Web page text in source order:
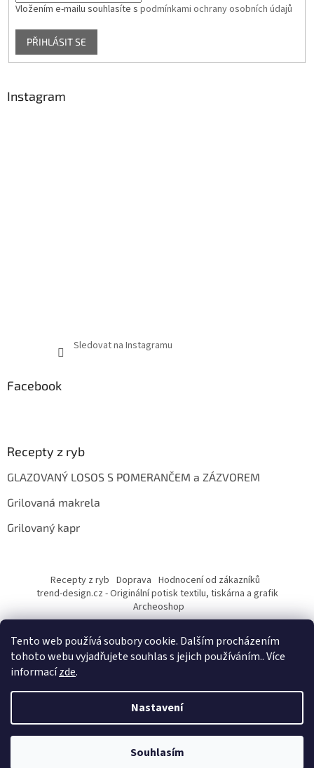
Tento web používá soubory cookie. Dalším procházením
tohoto webu vyjadřujete souhlas s jejich používáním.. Více
informacízde.
Nastavení
Souhlasím
Vložením e-mailu souhlasíte s podmínkami ochrany osobních údajů
PŘIHLÁSIT SE
Instagram
Sledovat na Instagramu
Facebook
Recepty z ryb
GLAZOVANÝ LOSOS S POMERANČEM a ZÁZVOREM
Grilovaná makrela
Grilovaný kapr
Recepty z ryb Doprava Hodnocení od zákazníků
trend-design.cz - Originální potisk textilu, tiskárna a grafik
Archeoshop
Vytvořil Shoptet
rybarskesamolepky.cz